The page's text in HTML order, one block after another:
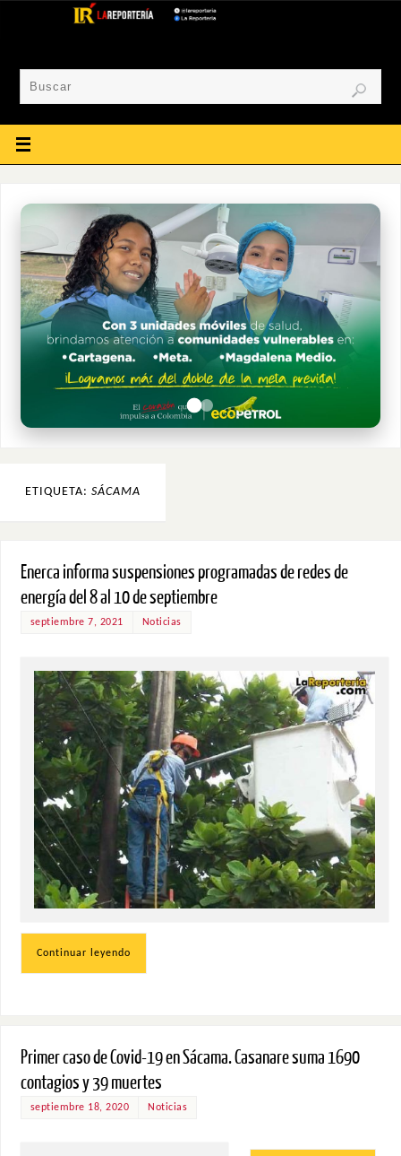
ETIQUETA: SÁCAMA
Enerca informa suspensiones programadas de redes de
energía del 8 al 10 de septiembre
septiembre 7, 2021 Noticias
Continuar leyendo
Primer caso de Covid-19 en Sácama. Casanare suma 1690
contagios y 39 muertes
septiembre 18, 2020 Noticias